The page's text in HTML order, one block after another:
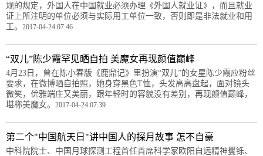
规的规定，外国人在中国就业必须办理《外国人就业证》，而且就业
证上所注明的单位必须与实际用工单位一致，否则即是非法就业和用
工。 2017-04-24 07:46
“双儿”陈少霞罕见晒自拍 美魔女再现颜值巅峰
4月23日，曾在陈小春版《鹿鼎记》里扮演“双儿”的女星陈少霞应粉丝
要求，在微博晒自拍照，她身穿黑色T恤，头发高高盘起，面对镜头
微笑，优雅端庄又美丽，跟年轻时的容貌没有差别，再现颜值巅峰，
堪称美魔女。 2017-04-24 07:39
第二个"中国航天日"讲中国人的探月故事 怎不自豪
中科院院士、中国月球探测工程首任首席科学家欧阳自远精神矍铄、